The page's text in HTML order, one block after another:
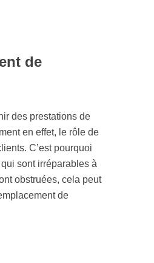
de
des prestations de
en effet, le rôle de
C’est pourquoi
sont irréparables à
obstruées, cela peut
de